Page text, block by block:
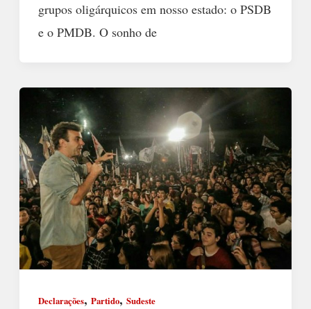
grupos oligárquicos em nosso estado: o PSDB
e o PMDB. O sonho de
Declarações, Partido, Sudeste